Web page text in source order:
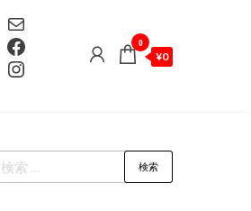
Mail
Facebook
Instagram
0
¥0
検索